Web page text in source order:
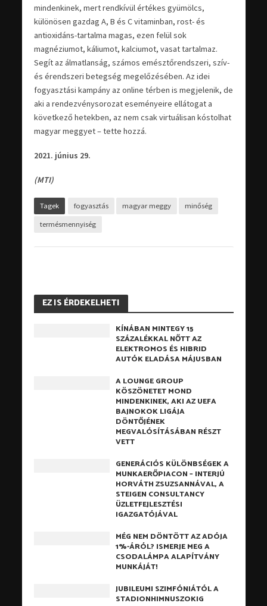
mindenkinek, mert rendkívül értékes gyümölcs,
különösen gazdag A, B és C vitaminban, rost- és
antioxidáns-tartalma magas, ezen felül sok
magnéziumot, káliumot, kalciumot, vasat tartalmaz.
Segít az álmatlanság, számos emésztőrendszeri, szív-
és érendszeri betegség megelőzésében. Az idei
fogyasztási kampány az online térben is megjelenik, de
aki a rendezvénysorozat eseményeire ellátogat a
következő hetekben, az nem csak virtuálisan kóstolhat
magyar meggyet – tette hozzá.
2021. június 29.
(MTI)
Tagek fogyasztás magyar meggy minőség
termésmennyiség
EZ IS ÉRDEKELHETI
KÍNÁBAN MINTEGY 15
SZÁZALÉKKAL NŐTT AZ
ELEKTROMOS ÉS HIBRID
AUTÓK ELADÁSA MÁJUSBAN
A LOUNGE GROUP
KÖSZÖNETET MOND
MINDENKINEK, AKI AZ UEFA
BAJNOKOK LIGÁJA
DÖNTŐJÉNEK
MEGVALÓSÍTÁSÁBAN RÉSZT
VETT
GENERÁCIÓS KÜLÖNBSÉGEK A
MUNKAERŐPIACON – INTERJÚ
HORVÁTH ZSUZSANNÁVAL, A
STEIGEN CONSULTANCY
ÜZLETFEJLESZTÉSI
IGAZGATÓJÁVAL
MÉG NEM DÖNTÖTT AZ ADÓJA
1%-ÁRÓL? ISMERJE MEG A
CSODALÁMPA ALAPÍTVÁNY
MUNKÁJÁT!
JUBILEUMI SZIMFÓNIÁTÓL A
STADIONHIMNUSZOKIG